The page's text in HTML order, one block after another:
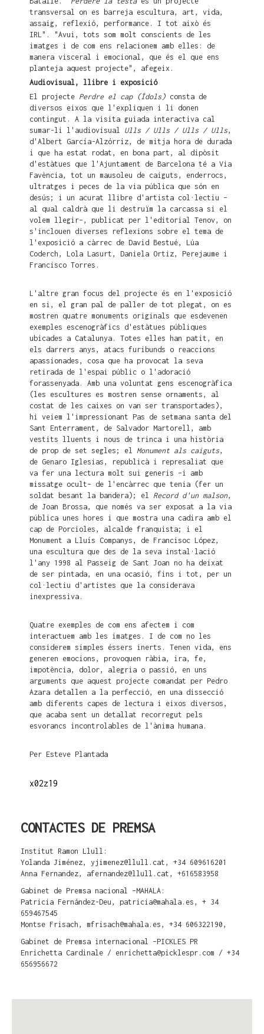
transversal on es barreja escultura, art, vida,
assaig, reflexió, performance. I tot això és
IRL". "Avui, tots som molt conscients de les
imatges i de com ens relacionem amb elles: de
manera visceral i emocional, que és el que ens
planteja aquest projecte", afegeix.
Audiovisual, llibre i exposició
El projecte Perdre el cap (Ídols) consta de
diversos eixos que l'expliquen i li donen
contingut. A la visita guiada interactiva cal
sumar-li l'audiovisual Ulls / Ulls / Ulls / Ulls,
d'Albert García-Alzórriz, de mitja hora de durada
i que ha estat rodat, en bona part, al dipòsit
d'estàtues que l'Ajuntament de Barcelona té a Via
Favència, tot un mausoleu de caiguts, enderrocs,
ultratges i peces de la via pública que són en
desús; i un acurat llibre d'artista col·lectiu –
al qual caldrà que li destruïm la carcassa si el
volem llegir–, publicat per l'editorial Tenov, on
s'inclouen diverses reflexions sobre el tema de
l'exposició a càrrec de David Bestué, Lúa
Coderch, Lola Lasurt, Daniela Ortiz, Perejaume i
Francisco Torres.
L'altre gran focus del projecte és en l'exposició
en si, el gran pal de paller de tot plegat, on es
mostren quatre monuments originals que esdevenen
exemples escenogràfics d'estàtues públiques
ubicades a Catalunya. Totes elles han patit, en
els darrers anys, atacs furibunds o reaccions
apassionades, cosa que ha provocat la seva
retirada de l'espai públic o l'adoració
forassenyada. Amb una voluntat gens escenogràfica
(les escultures es mostren sense ornaments, al
costat de les caixes on van ser transportades),
hi veiem l'impressionant Pas de setmana santa del
Sant Enterrament, de Salvador Martorell, amb
vestits lluents i nous de trinca i una història
de prop de set segles; el Monument als caiguts,
de Genaro Iglesias, republicà i represaliat que
va fer una lectura molt sui generis –i amb
missatge ocult– de l'encàrrec que tenia (fer un
soldat besant la bandera); el Record d'un malson,
de Joan Brossa, que només va ser exposat a la via
pública unes hores i que mostra una cadira amb el
cap de Porcioles, alcalde franquista; i el
Monument a Lluís Companys, de Francisoc López,
una escultura que des de la seva instal·lació
l'any 1998 al Passeig de Sant Joan no ha deixat
de ser pintada, en una ocasió, fins i tot, per un
col·lectiu d'artistes que la considerava
inexpressiva.
Quatre exemples de com ens afectem i com
interactuem amb les imatges. I de com no les
considerem simples éssers inerts. Tenen vida, ens
generen emocions, provoquen ràbia, ira, fe,
impotència, dolor, alegria o passió, en uns
arguments que aquest projecte comandat per Pedro
Azara detallen a la perfecció, en una dissecció
amb diferents capes de lectura i eixos diversos,
que acaba sent un detallat recorregut pels
esvorancs incontrolables de l'ànima humana.
Per Esteve Plantada
x02z19
CONTACTES DE PREMSA
Institut Ramon Llull:
Yolanda Jiménez, yjimenez@llull.cat, +34 609616201
Anna Fernandez, afernandez@llull.cat, +616583958
Gabinet de Premsa nacional –MAHALA:
Patricia Fernández-Deu, patricia@mahala.es, + 34
659467545
Montse Frisach, mfrisach@mahala.es, +34 606322190,
Gabinet de Premsa internacional –PICKLES PR
Enrichetta Cardinale / enrichetta@picklespr.com / +34
656956672